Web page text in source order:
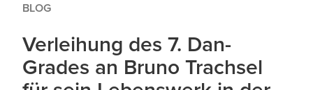
BLOG
Verleihung des 7. Dan-
Grades an Bruno Trachsel